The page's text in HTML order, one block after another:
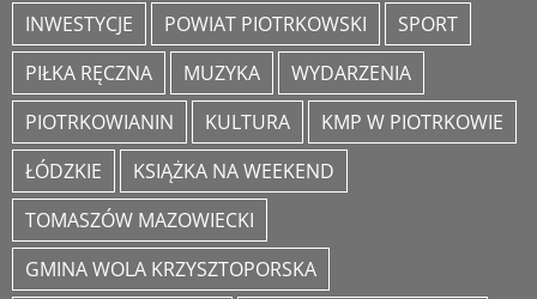
INWESTYCJE
POWIAT PIOTRKOWSKI
SPORT
PIŁKA RĘCZNA
MUZYKA
WYDARZENIA
PIOTRKOWIANIN
KULTURA
KMP W PIOTRKOWIE
ŁÓDZKIE
KSIĄŻKA NA WEEKEND
TOMASZÓW MAZOWIECKI
GMINA WOLA KRZYSZTOPORSKA